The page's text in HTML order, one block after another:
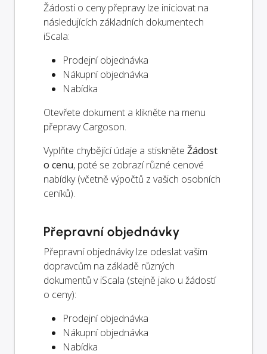
Žádosti o ceny přepravy lze iniciovat na
následujících základních dokumentech
iScala:
Prodejní objednávka
Nákupní objednávka
Nabídka
Otevřete dokument a klikněte na menu
přepravy Cargoson.
Vyplňte chybějící údaje a stiskněte Žádost
o cenu, poté se zobrazí různé cenové
nabídky (včetně výpočtů z vašich osobních
ceníků).
Přepravní objednávky
Přepravní objednávky lze odeslat vašim
dopravcům na základě různých
dokumentů v iScala (stejně jako u žádostí
o ceny):
Prodejní objednávka
Nákupní objednávka
Nabídka